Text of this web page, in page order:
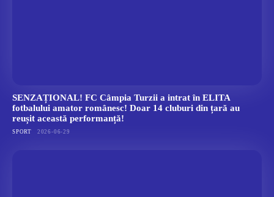
SENZAȚIONAL! FC Câmpia Turzii a intrat în ELITA
fotbalului amator românesc! Doar 14 cluburi din țară au
reușit această performanță!
SPORT 2026-06-29